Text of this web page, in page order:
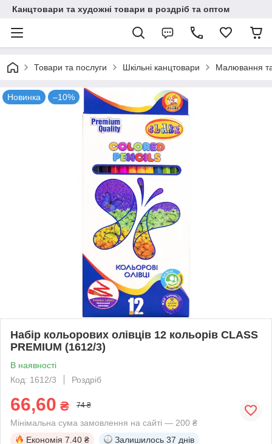
Канцтовари та художні товари в роздріб та оптом
Товари та послуги Шкільні канцтовари Малювання та
Новинка –10%
Набір кольорових олівців 12 кольорів CLASS
PREMIUM (1612/3)
В наявності
Код: 1612/3
Роздріб
66,60 ₴ 74 ₴
Мінімальна сума замовлення на сайті — 200 ₴
Економія 7.40 ₴ Залишилось 37 днів